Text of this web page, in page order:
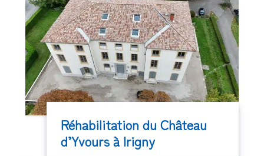
Réhabilitation du Château
d’Yvours à Irigny